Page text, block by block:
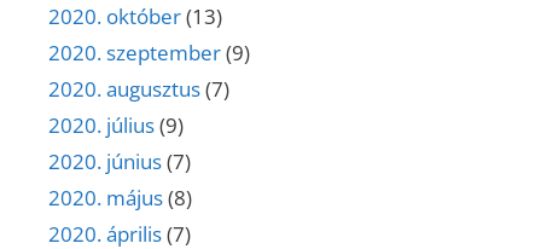
2020. október(13)
2020. szeptember(9)
2020. augusztus(7)
2020. július(9)
2020. június(7)
2020. május(8)
2020. április(7)